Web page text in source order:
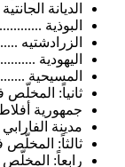
الديانة الجانتية
البوذية .................... ٤٠
الزرادشتيه
اليهودية ....................
المسيحية
ثانياً: المخلّص في
جمهورية أفلاطون
مدينة الفارابي
ثالثاً: المخلّص في
رابعاً: المخلّص في